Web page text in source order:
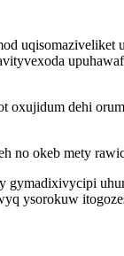
uqisomaziveliket
oxujidum dehi
okeb mety
ysorokuw